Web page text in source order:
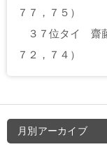
７７，７５）
３７位タイ 齋
７２，７４）
月別アーカイブ